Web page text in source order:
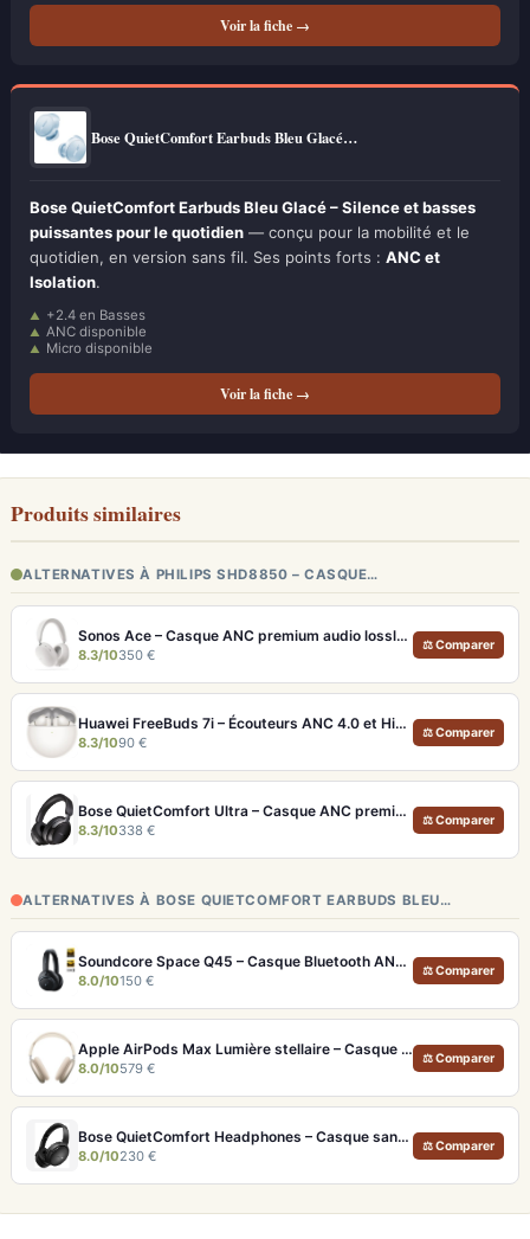
Voir la fiche →
Bose QuietComfort Earbuds Bleu Glacé…
Bose QuietComfort Earbuds Bleu Glacé – Silence et basses
puissantes pour le quotidien — conçu pour la mobilité et le
quotidien, en version sans fil. Ses points forts : ANC et
Isolation.
+2.4 en Basses
ANC disponible
Micro disponible
Voir la fiche →
Produits similaires
ALTERNATIVES À PHILIPS SHD8850 – CASQUE…
Sonos Ace – Casque ANC premium audio lossless et Dolby Atmos
8.3/10350 €
⚖ Comparer
Huawei FreeBuds 7i – Écouteurs ANC 4.0 et Hi-Res LDAC pour moins de 100€
8.3/1090 €
⚖ Comparer
Bose QuietComfort Ultra – Casque ANC premium avec son spatial immersif et autonomie 30h
8.3/10338 €
⚖ Comparer
ALTERNATIVES À BOSE QUIETCOMFORT EARBUDS BLEU…
Soundcore Space Q45 – Casque Bluetooth ANC 50h d'autonomie et LDAC Hi-Res
8.0/10150 €
⚖ Comparer
Apple AirPods Max Lumière stellaire – Casque Hi-Fi ANC pro et audio spatial immersif
8.0/10579 €
⚖ Comparer
Bose QuietComfort Headphones – Casque sans fil à réduction de bruit légendaire
8.0/10230 €
⚖ Comparer